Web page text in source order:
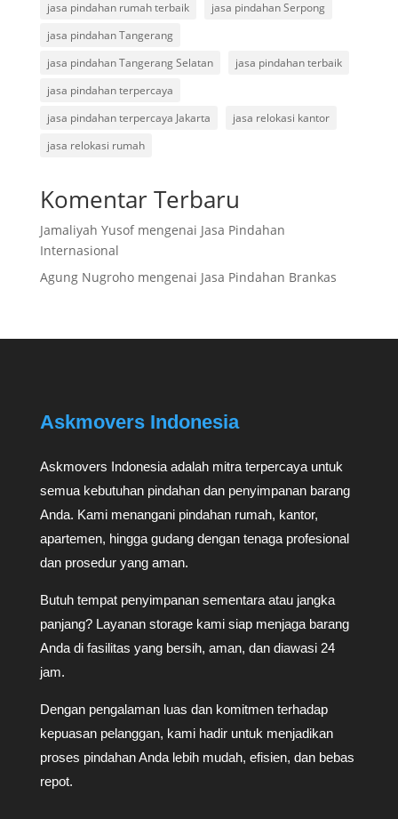
jasa pindahan rumah terbaik
jasa pindahan Serpong
jasa pindahan Tangerang
jasa pindahan Tangerang Selatan
jasa pindahan terbaik
jasa pindahan terpercaya
jasa pindahan terpercaya Jakarta
jasa relokasi kantor
jasa relokasi rumah
Komentar Terbaru
Jamaliyah Yusofmengenai Jasa Pindahan
Internasional
Agung Nugrohomengenai Jasa Pindahan Brankas
Askmovers Indonesia
Askmovers Indonesia adalah mitra terpercaya untuk
semua kebutuhan pindahan dan penyimpanan barang
Anda. Kami menangani pindahan rumah, kantor,
apartemen, hingga gudang dengan tenaga profesional
dan prosedur yang aman.
Butuh tempat penyimpanan sementara atau jangka
panjang? Layanan storage kami siap menjaga barang
Anda di fasilitas yang bersih, aman, dan diawasi 24
jam.
Dengan pengalaman luas dan komitmen terhadap
kepuasan pelanggan, kami hadir untuk menjadikan
proses pindahan Anda lebih mudah, efisien, dan bebas
repot.